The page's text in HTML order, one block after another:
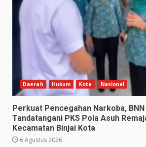
Daerah Hukum Kota Nasional
Perkuat Pencegahan Narkoba,
Tandatangani PKS Pola Asuh
Kecamatan Binjai Kota
6 Agustus 2026